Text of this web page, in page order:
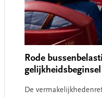
Rode
gelijkheidsbeginsel
De